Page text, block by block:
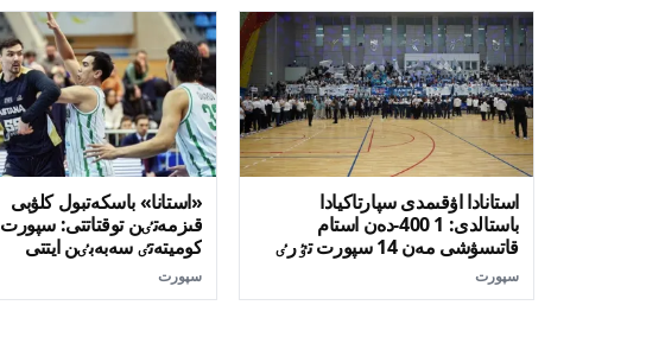
استانادا اۋقىمدى سپارتاكيادا
باستالدى: 1 400-دەن استام
قاتىسۋشى مەن 14 سپورت تٷرٸ
سپورت
«استانا» باسكەتبول كلۋبى
قىزمەتٸن توقتاتتى: سپورت
كوميتەتٸ سەبەبٸن ايتتى
سپورت